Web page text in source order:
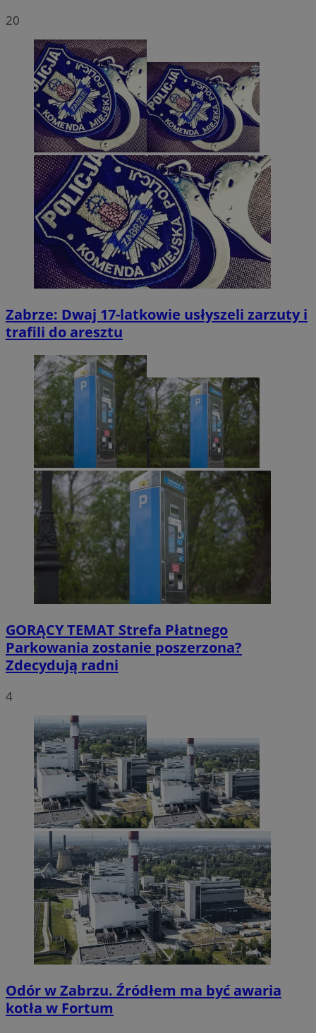
20
Zabrze: Dwaj 17-latkowie usłyszeli zarzuty i
trafili do aresztu
GORĄCY TEMAT Strefa Płatnego
Parkowania zostanie poszerzona?
Zdecydują radni
4
Odór w Zabrzu. Źródłem ma być awaria
kotła w Fortum